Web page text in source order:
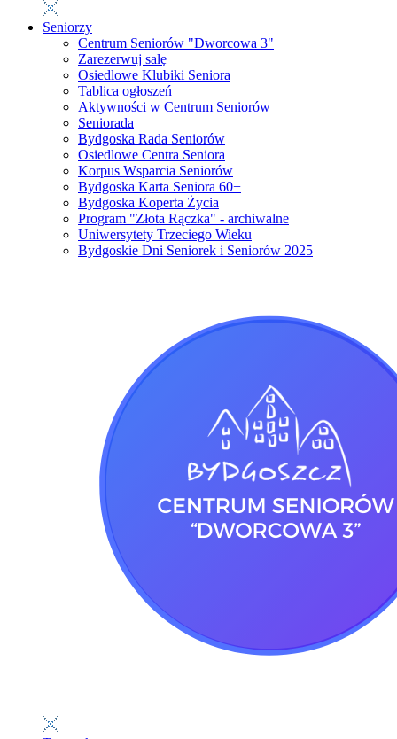
Seniorzy
Centrum Seniorów "Dworcowa 3"
Zarezerwuj salę
Osiedlowe Klubiki Seniora
Tablica ogłoszeń
Aktywności w Centrum Seniorów
Seniorada
Bydgoska Rada Seniorów
Osiedlowe Centra Seniora
Korpus Wsparcia Seniorów
Bydgoska Karta Seniora 60+
Bydgoska Koperta Życia
Program "Złota Rączka" - archiwalne
Uniwersytety Trzeciego Wieku
Bydgoskie Dni Seniorek i Seniorów 2025